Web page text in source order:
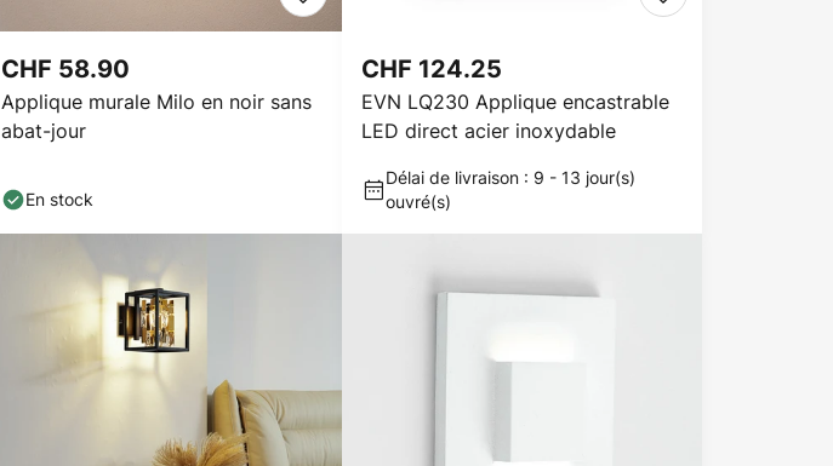
Applique murale Milo en noir sans
abat-jour
CHF 58.90
En stock
EVN LQ230 Applique encastrable
LED direct acier inoxydable
CHF 124.25
Délai de livraison : 9 - 13 jour(s)
ouvré(s)